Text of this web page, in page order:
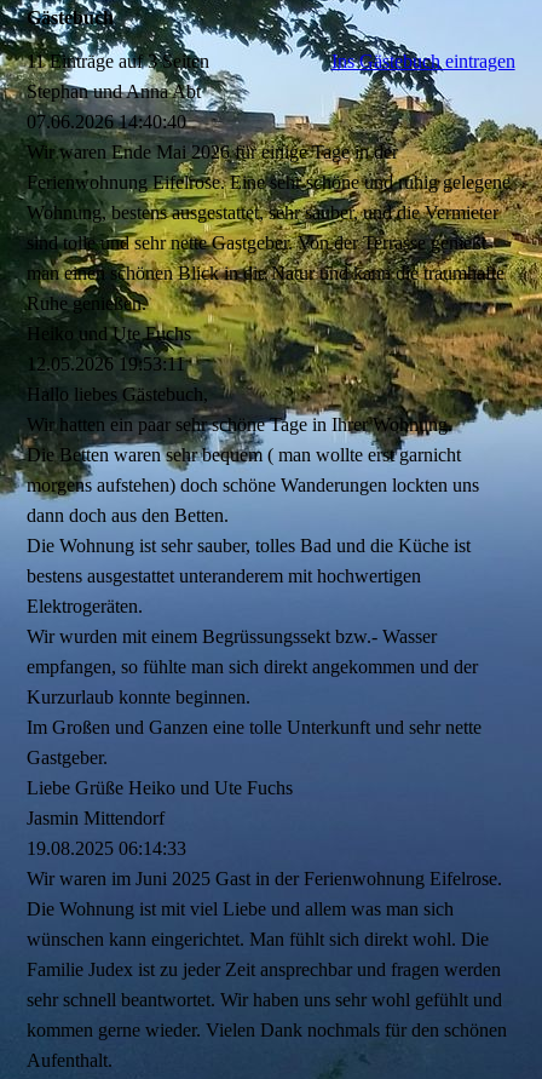
Gästebuch
11 Einträge auf 3 Seiten
Ins Gästebuch eintragen
Stephan und Anna Abt
07.06.2026 14:40:40
Wir waren Ende Mai 2026 für einige Tage in der
Ferienwohnung Eifelrose. Eine sehr schöne und ruhig gelegene
Wohnung, bestens ausgestattet, sehr sauber, und die Vermieter
sind tolle und sehr nette Gastgeber. Von der Terrasse genießt
man einen schönen Blick in die Natur und kann die traumhafte
Ruhe genießen.
Heiko und Ute Fuchs
12.05.2026 19:53:11
Hallo liebes Gästebuch,
Wir hatten ein paar sehr schöne Tage in Ihrer Wohnung.
Die Betten waren sehr bequem ( man wollte erst garnicht
morgens aufstehen) doch schöne Wanderungen lockten uns
dann doch aus den Betten.
Die Wohnung ist sehr sauber, tolles Bad und die Küche ist
bestens ausgestattet unteranderem mit hochwertigen
Elektrogeräten.
Wir wurden mit einem Begrüssungssekt bzw.- Wasser
empfangen, so fühlte man sich direkt angekommen und der
Kurzurlaub konnte beginnen.
Im Großen und Ganzen eine tolle Unterkunft und sehr nette
Gastgeber.
Liebe Grüße Heiko und Ute Fuchs
Jasmin Mittendorf
19.08.2025 06:14:33
Wir waren im Juni 2025 Gast in der Ferienwohnung Eifelrose.
Die Wohnung ist mit viel Liebe und allem was man sich
wünschen kann eingerichtet. Man fühlt sich direkt wohl. Die
Familie Judex ist zu jeder Zeit ansprechbar und fragen werden
sehr schnell beantwortet. Wir haben uns sehr wohl gefühlt und
kommen gerne wieder. Vielen Dank nochmals für den schönen
Aufenthalt.